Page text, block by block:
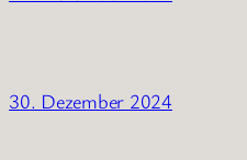
30. Dezember 2024